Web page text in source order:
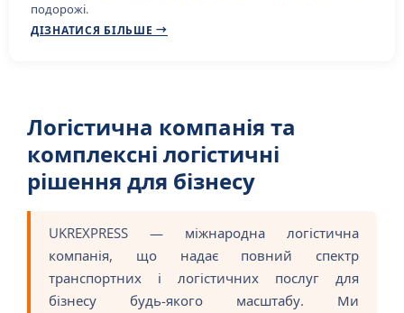
подорожі.
ДІЗНАТИСЯ БІЛЬШЕ →
Логістична компанія та
комплексні логістичні
рішення для бізнесу
UKREXPRESS — міжнародна логістична
компанія, що надає повний спектр
транспортних і логістичних послуг для
бізнесу будь-якого масштабу. Ми